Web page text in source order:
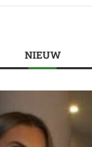
NIEUW